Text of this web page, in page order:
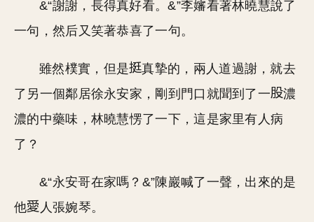
&“謝謝，長得真好看。&”李嬸看著林曉慧說了
一句，然后又笑著恭喜了一句。
雖然樸實，但是
真摯的，兩人道過謝，就去
了另一個鄰居徐永安家，剛到門口就聞到了一
濃
濃的中藥味，林曉慧愣了一下，這是家里有人病
了？
&“永安哥在家嗎？&”陳巖喊了一聲，出來的是
他
人張婉琴。